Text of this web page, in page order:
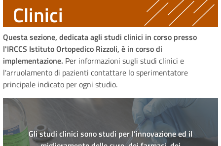
pane
Clinici
Questa sezione, dedicata agli studi clinici in corso presso
l'IRCCS Istituto Ortopedico Rizzoli, è in corso di
implementazione. Per informazioni sugli studi clinici e
l'arruolamento di pazienti contattare lo sperimentatore
principale indicato per ogni studio.
Gli studi clinici sono studi per l’innovazione ed il